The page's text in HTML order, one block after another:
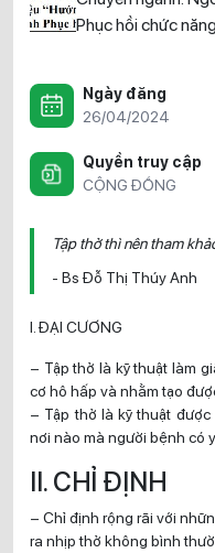
Phục hồi chức năng
Ngày đăng
26/04/2024
Quyền truy cập
CỘNG ĐỒNG
Tập thở thì nên tham
- Bs Đỗ Thị Thúy Anh
I. ĐẠI CƯƠNG
– Tập thở là kỹ thuật làm
cơ hô hấp và nhằm tạo
– Tập thở là kỹ thuật
nơi nào mà người bệnh có
II. CHỈ ĐỊNH
– Chỉ định rộng rãi với
ra nhịp thở không bình